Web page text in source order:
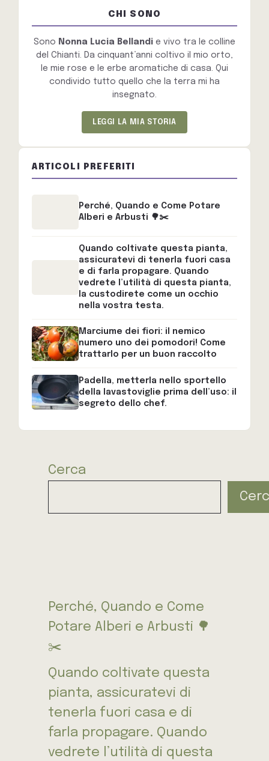
CHI SONO
Sono Nonna Lucia Bellandi e vivo tra le colline
del Chianti. Da cinquant’anni coltivo il mio orto,
le mie rose e le erbe aromatiche di casa. Qui
condivido tutto quello che la terra mi ha
insegnato.
LEGGI LA MIA STORIA
ARTICOLI PREFERITI
Perché, Quando e Come Potare
Alberi e Arbusti 🌳✂️
Quando coltivate questa pianta,
assicuratevi di tenerla fuori casa
e di farla propagare. Quando
vedrete l’utilità di questa pianta,
la custodirete come un occhio
nella vostra testa.
Marciume dei fiori: il nemico
numero uno dei pomodori! Come
trattarlo per un buon raccolto
Padella, metterla nello sportello
della lavastoviglie prima dell’uso: il
segreto dello chef.
Cerca
Perché, Quando e Come
Potare Alberi e Arbusti 🌳
✂️
Quando coltivate questa
pianta, assicuratevi di
tenerla fuori casa e di
farla propagare. Quando
vedrete l’utilità di questa